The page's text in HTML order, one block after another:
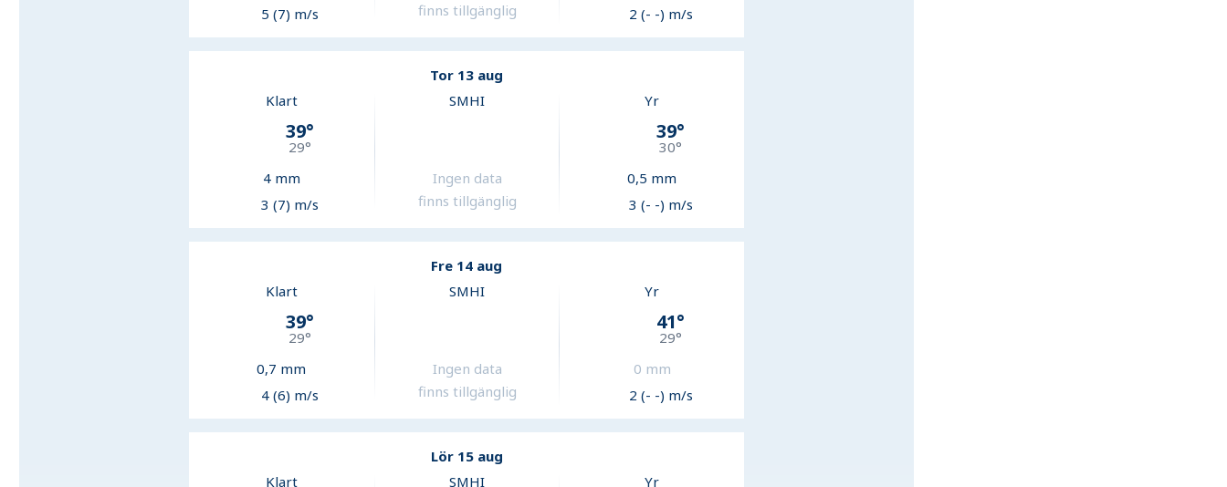
5 (7) m/s
finns tillgänglig
2 (- -) m/s
Tor 13 aug
Klart
39°
29°
4mm
3 (7) m/s
SMHI
Ingen data
finns tillgänglig
Yr
39°
30°
0,5 mm
3 (- -) m/s
Fre 14 aug
Klart
39°
29°
0,7 mm
4 (6) m/s
SMHI
Ingen data
finns tillgänglig
Yr
41°
29°
0 mm
2 (- -) m/s
Lör 15 aug
Klart
SMHI Yr